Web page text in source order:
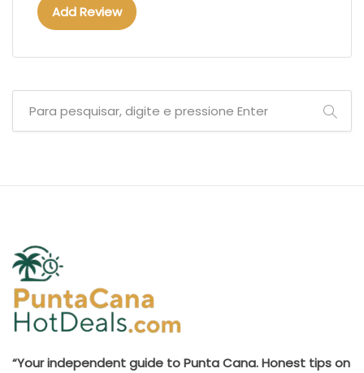
Add Review
“Your independent guide to Punta Cana. Honest tips on